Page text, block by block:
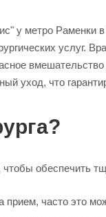
у метро Раменки
услуг.
уход, что
обеспечить
часто это